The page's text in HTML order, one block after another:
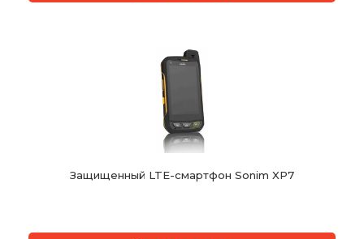
Защищенный LTE-смартфон Sonim XP7